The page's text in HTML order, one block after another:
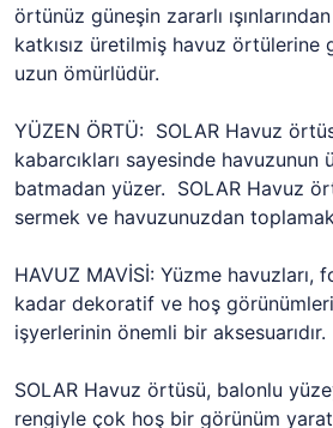
örtünüz güneşin zararlı
katkısız üretilmiş havuz
uzun ömürlüdür.
YÜZEN ÖRTÜ: SOLAR Havuz
kabarcıkları sayesinde havuzunun
batmadan yüzer. SOLAR Havuz
sermek ve havuzunuzdan
HAVUZ MAVİSİ: Yüzme havuzları,
kadar dekoratif ve hoş
işyerlerinin önemli bir aksesuarıdır.
SOLAR Havuz örtüsü, balonlu
rengiyle çok hoş bir görünüm